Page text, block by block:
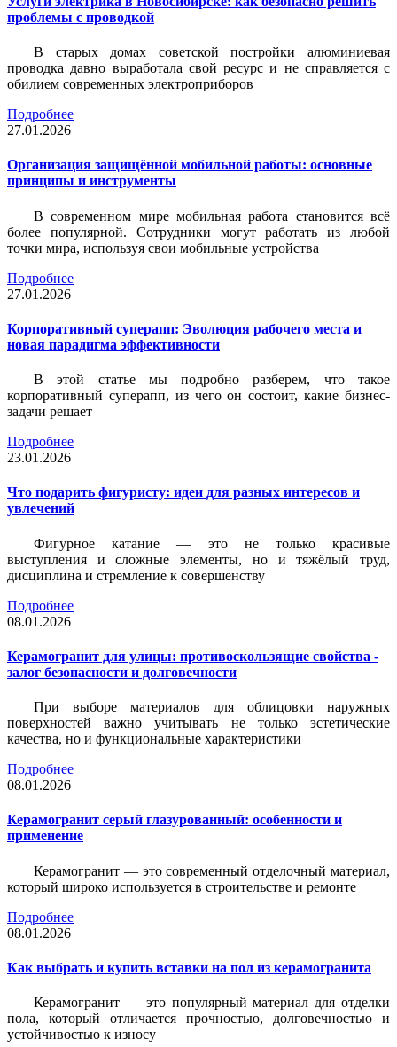
проблемы с проводкой
В старых домах советской постройки алюминиевая
проводка давно выработала свой ресурс и не справляется с
обилием современных электроприборов
Подробнее
27.01.2026
Организация защищённой мобильной работы: основные
принципы и инструменты
В современном мире мобильная работа становится всё
более популярной. Сотрудники могут работать из любой
точки мира, используя свои мобильные устройства
Подробнее
27.01.2026
Корпоративный суперапп: Эволюция рабочего места и
новая парадигма эффективности
В этой статье мы подробно разберем, что такое
корпоративный суперапп, из чего он состоит, какие бизнес-
задачи решает
Подробнее
23.01.2026
Что подарить фигуристу: идеи для разных интересов и
увлечений
Фигурное катание — это не только красивые
выступления и сложные элементы, но и тяжёлый труд,
дисциплина и стремление к совершенству
Подробнее
08.01.2026
Керамогранит для улицы: противоскользящие свойства -
залог безопасности и долговечности
При выборе материалов для облицовки наружных
поверхностей важно учитывать не только эстетические
качества, но и функциональные характеристики
Подробнее
08.01.2026
Керамогранит серый глазурованный: особенности и
применение
Керамогранит — это современный отделочный материал,
который широко используется в строительстве и ремонте
Подробнее
08.01.2026
Как выбрать и купить вставки на пол из керамогранита
Керамогранит — это популярный материал для отделки
пола, который отличается прочностью, долговечностью и
устойчивостью к износу